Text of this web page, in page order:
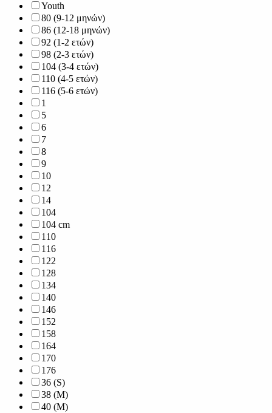
Youth
80 (9-12 μηνών)
86 (12-18 μηνών)
92 (1-2 ετών)
98 (2-3 ετών)
104 (3-4 ετών)
110 (4-5 ετών)
116 (5-6 ετών)
1
5
6
7
8
9
10
12
14
104
104 cm
110
116
122
128
134
140
146
152
158
164
170
176
36 (S)
38 (M)
40 (M)